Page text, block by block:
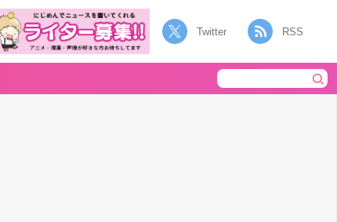
Twitter RSS